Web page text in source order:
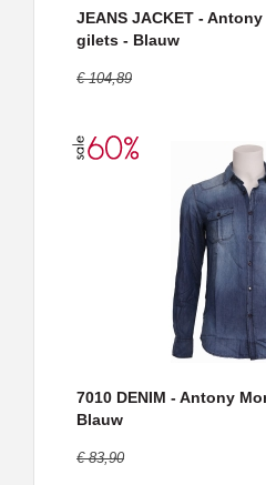
JEANS JACKET -
gilets - Blauw
€ 104,89
7010 DENIM - Antony
Blauw
€ 83,90